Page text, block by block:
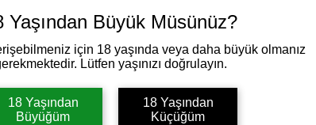
Yaşından Büyük Müsünüz?
için 18 yaşında veya daha büyük olmanız
Lütfen yaşınızı doğrulayın.
18 Yaşından
Büyüğüm
18 Yaşından
Küçüğüm
Soy İsim
Telefon*